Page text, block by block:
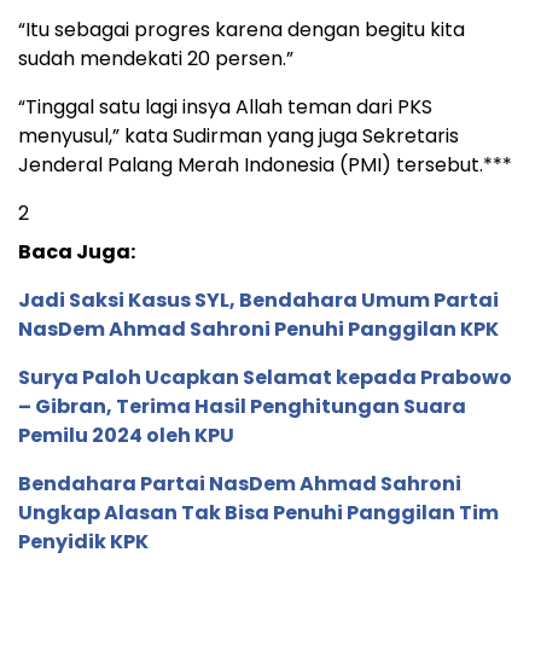
“Itu sebagai progres karena dengan begitu kita
sudah mendekati 20 persen.”
“Tinggal satu lagi insya Allah teman dari PKS
menyusul,” kata Sudirman yang juga Sekretaris
Jenderal Palang Merah Indonesia (PMI) tersebut.***
2
Baca Juga:
Jadi Saksi Kasus SYL, Bendahara Umum Partai
NasDem Ahmad Sahroni Penuhi Panggilan KPK
Surya Paloh Ucapkan Selamat kepada Prabowo
– Gibran, Terima Hasil Penghitungan Suara
Pemilu 2024 oleh KPU
Bendahara Partai NasDem Ahmad Sahroni
Ungkap Alasan Tak Bisa Penuhi Panggilan Tim
Penyidik KPK